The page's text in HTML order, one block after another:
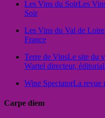
Les Vins du SoirLes
Soir
Les Vins du Val de Loire
France
Terre de VinsLe site du
Wartel directeur,
Wine SpectatorLa revue
Carpe diem